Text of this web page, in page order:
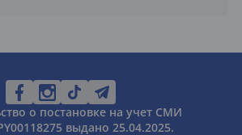
о постановке на учет СМИ
выдано 25.04.2025.